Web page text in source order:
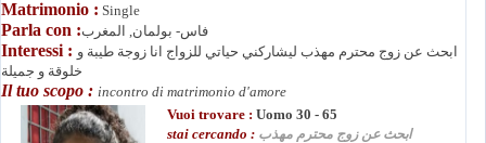
Matrimonio : Single
Parla con :فاس- بولمان, المغرب
Interessi : ابحث عن زوج محترم مهذب ليشاركني حياتي للزواج انا زوجة طيبة و
خلوقة و جميلة
Il tuo scopo : incontro di matrimonio d'amore
Vuoi trovare : Uomo 30 - 65
stai cercando : ابحث عن زوج محترم مهذب